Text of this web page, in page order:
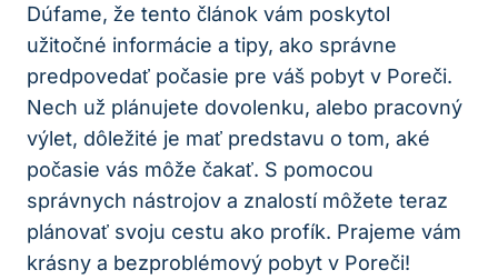
Dúfame, že tento článok vám poskytol
‌užitočné informácie a​ tipy, ako správne
predpovedať ⁢počasie pre váš pobyt v Poreči.
Nech už plánujete dovolenku,⁢ alebo pracovný
výlet, dôležité je mať predstavu o tom, aké
počasie vás‌ môže čakať. ​S pomocou
správnych nástrojov a znalostí môžete teraz
plánovať svoju cestu ako​ profík. Prajeme vám‌
krásny a bezproblémový pobyt v Poreči!